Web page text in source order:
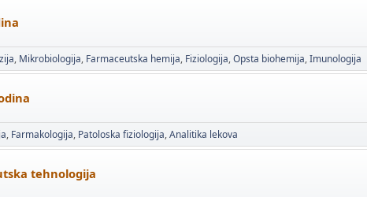
Mikrobiologija Farmaceutska hemija Fiziologija Opsta biohemija Imunologija
Farmakologija Patoloska fiziologija Analitika lekova
tehnologija